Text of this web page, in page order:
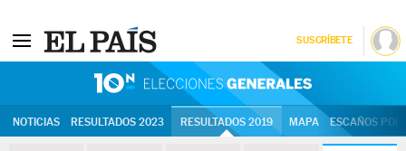
SUSCRÍBETE
NOTICIAS RESULTADOS 2023 RESULTADOS 2019 MAPA ESCAÑOS